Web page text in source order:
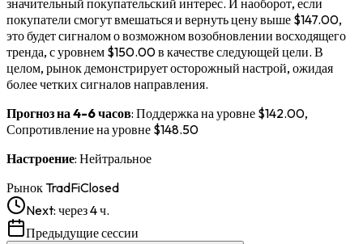
покупатели смогут вмешаться и вернуть цену выше $147.00,
это будет сигналом о возможном возобновлении восходящего
тренда, с уровнем $150.00 в качестве следующей цели. В
целом, рынок демонстрирует осторожный настрой, ожидая
более четких сигналов направления.
Прогноз на 4-6 часов: Поддержка на уровне $142.00,
Сопротивление на уровне $148.50
Настроение: Нейтральное
Рынок TradFiClosed
Next: через 4 ч.
Предыдущие сессии